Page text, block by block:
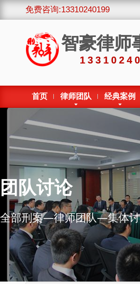
免费咨询:13310240199
智豪律师
首页 律师团队 经典案例
团队讨论
全部刑案—律师团队—集体